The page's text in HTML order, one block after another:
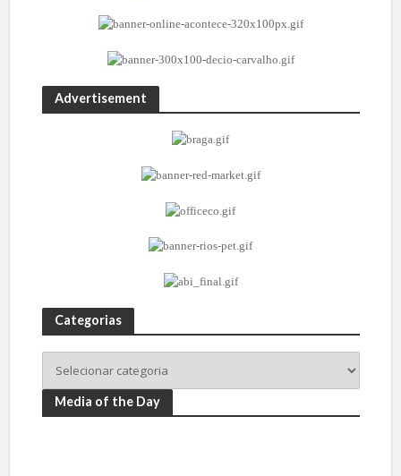
Advertisement
Categorias
Media of the Day